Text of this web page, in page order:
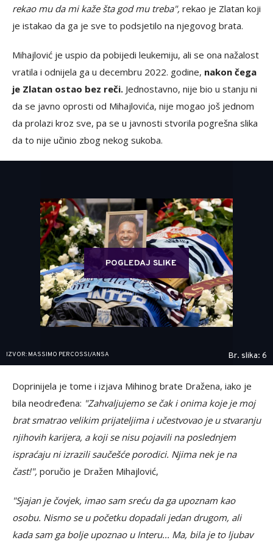
rekao mu da mi kaže šta god mu treba", rekao je Zlatan koji
je istakao da ga je sve to podsjetilo na njegovog brata.
Mihajlović je uspio da pobijedi leukemiju, ali se ona nažalost
vratila i odnijela ga u decembru 2022. godine, nakon čega
je Zlatan ostao bez reči. Jednostavno, nije bio u stanju ni
da se javno oprosti od Mihajlovića, nije mogao još jednom
da prolazi kroz sve, pa se u javnosti stvorila pogrešna slika
da to nije učinio zbog nekog sukoba.
POGLEDAJ SLIKE
IZVOR: MASSIMO PERCOSSI/ANSA Br. slika: 6
Doprinijela je tome i izjava Mihinog brate Dražena, iako je
bila neodređena: "Zahvaljujemo se čak i onima koje je moj
brat smatrao velikim prijateljima i učestvovao je u stvaranju
njihovih karijera, a koji se nisu pojavili na poslednjem
ispraćaju ni izrazili saučešće porodici. Njima nek je na
čast!", poručio je Dražen Mihajlović,
"Sjajan je čovjek, imao sam sreću da ga upoznam kao
osobu. Nismo se u početku dopadali jedan drugom, ali
kada sam ga bolje upoznao u Interu... Ma, bila je to ljubav